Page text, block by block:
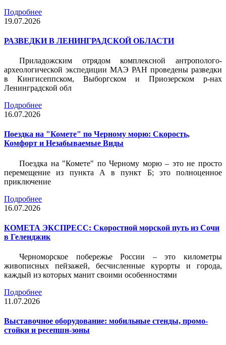
Подробнее
19.07.2026
РАЗВЕДКИ В ЛЕНИНГРАДСКОЙ ОБЛАСТИ
Приладожским отрядом комплексной антрополого-
археологической экспедиции МАЭ РАН проведены разведки
в Кингисеппском, Выборгском и Приозерском р-нах
Ленинградской обл
Подробнее
16.07.2026
Поездка на "Комете" по Черному морю: Скорость,
Комфорт и Незабываемые Виды
Поездка на "Комете" по Черному морю – это не просто
перемещение из пункта А в пункт Б; это полноценное
приключение
Подробнее
16.07.2026
КОМЕТА ЭКСПРЕСС: Скоростной морской путь из Сочи
в Геленджик
Черноморское побережье России – это километры
живописных пейзажей, бесчисленные курорты и города,
каждый из которых манит своими особенностями
Подробнее
11.07.2026
Выставочное оборудование: мобильные стенды, промо-
стойки и ресепшн-зоны